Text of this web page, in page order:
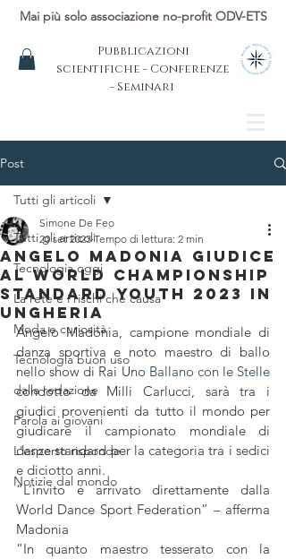
Mai più solo associazione no-profit ODV-ETS
Pubblicazioni
scientifiche - Conferenze
- Seminari
Post
Tutti gli articoli
Tecnologia oggi
La rete e i rischi che causa
Moda e curiosità
Tecnologia buon uso
dalla redazione
Parola ai giovani
L'esperto risponde
Notizie dal mondo
Tutti gli articoli
Angelo Madonia giudice
al World Championship
Standard Youth 2023 in
Ungheria
Simone De Feo
20 set 2023 Tempo di lettura: 2 min
Angelo Madonia, campione mondiale di
danza sportiva e noto maestro di ballo
nello show di Rai Uno Ballano con le Stelle
condotto da Milli Carlucci, sarà tra i
giudici provenienti da tutto il mondo per
giudicare il campionato mondiale di
danze standard per la categoria tra i sedici
e diciotto anni.
“L’invito è arrivato direttamente dalla
World Dance Sport Federation” – afferma
Madonia
“In quanto maestro tesserato con la